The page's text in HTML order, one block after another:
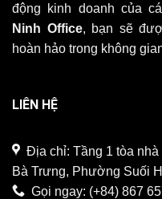
động kinh doanh của
Ninh Office, bạn sẽ
hoàn hảo trong không
LIÊN HỆ
Địa chỉ: Tầng 1 tòa
Bà Trưng, Phường Suối
Gọi ngay: (+84) 867